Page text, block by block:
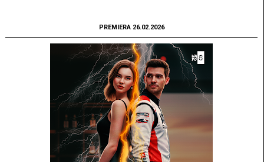
PREMIERA 26.02.2026